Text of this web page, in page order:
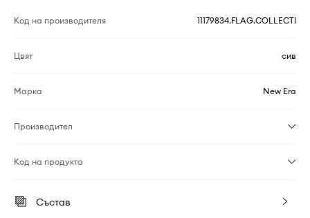
Код на производителя 11179834.FLAG.COLLECTI
Цвят сив
Марка New Era
Производител
Код на продукта
Състав